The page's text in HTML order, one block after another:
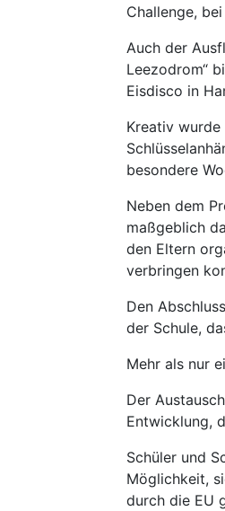
Challenge,
Auch der
Leezodrom“
Eisdisco in
Kreativ wurde
besondere
Neben dem
maßgeblich
den Eltern
verbringen
Den
der Schule,
Mehr als nur
Der
Entwicklung,
Schüler und
Möglichkeit,
durch die EU